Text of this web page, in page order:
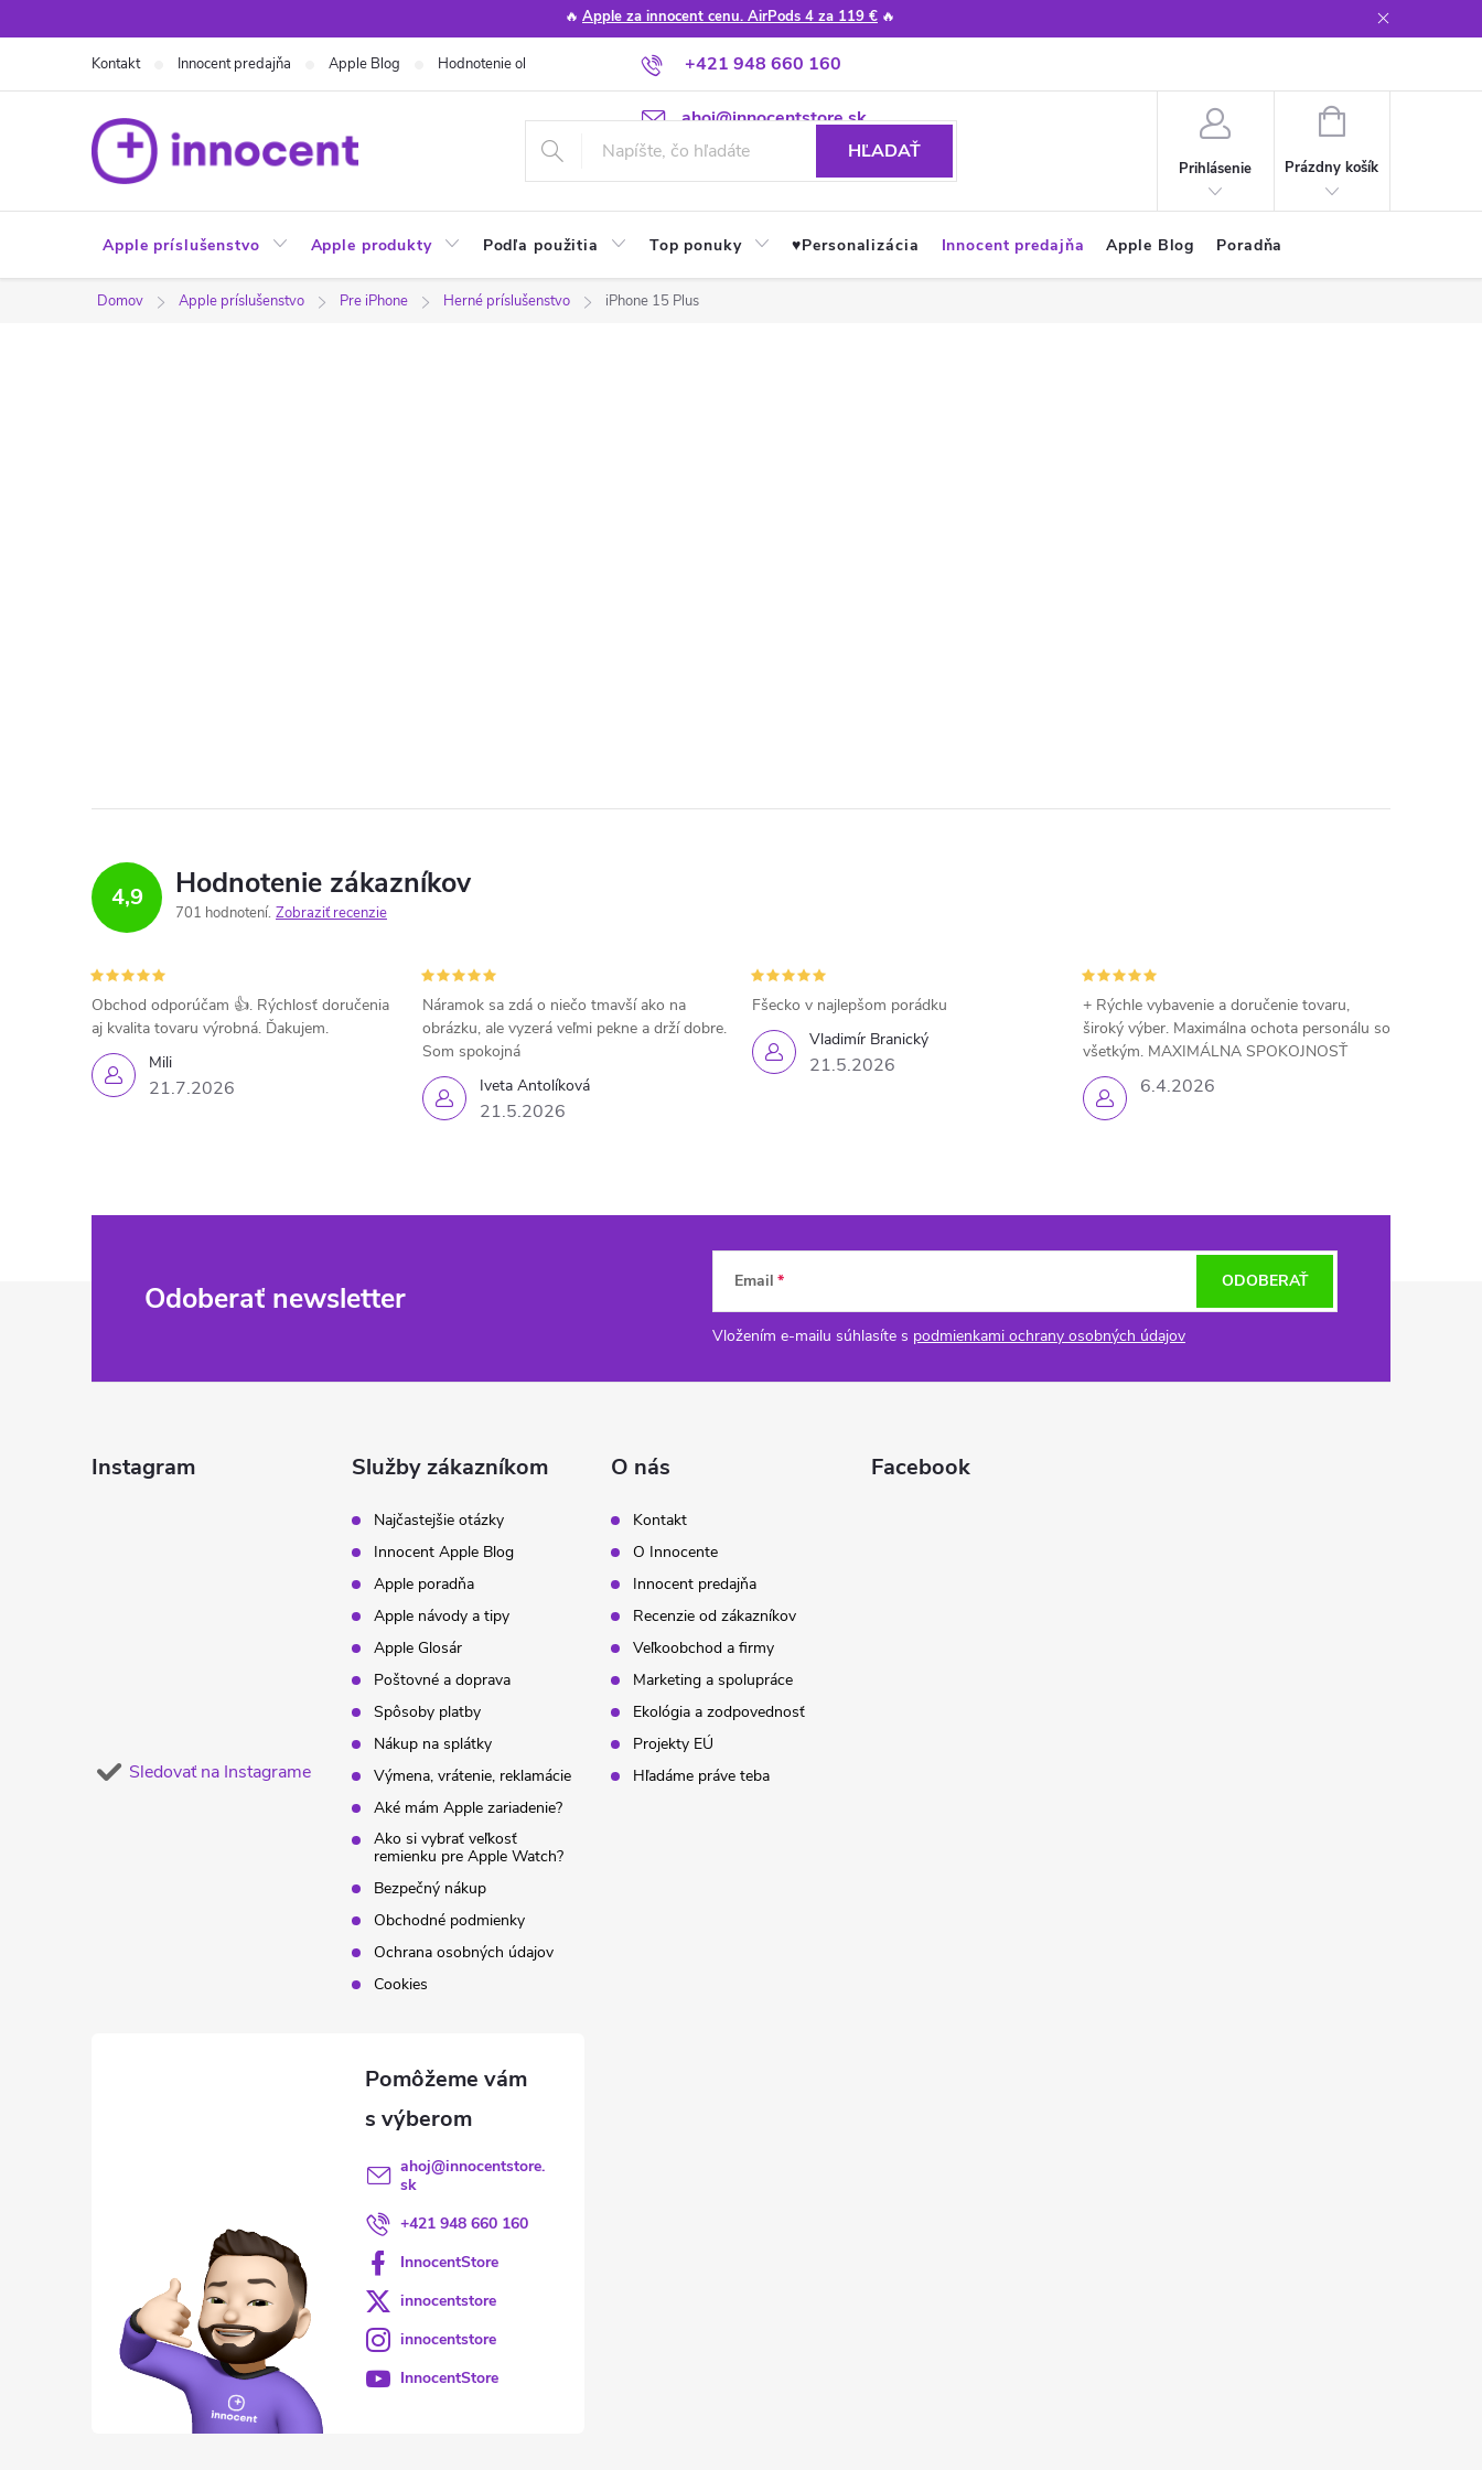
na
🔥 Apple za innocent cenu. AirPods 4 za 119 € 🔥
+421 948 660 160
ahoj@innocentstore.sk
Kontakt Innocent predajňa Apple Blog Hodnotenie obchodu Poradňa Apple návody a tipy
HĽADAŤ
Prihlásenie
NÁKUPNÝ
Prázdny košík
Apple príslušenstvo Apple produkty Podľa použitia Top ponuky ♥︎Personalizácia Innocent predajňa Apple Blog Poradňa
Domov Apple príslušenstvo Pre iPhone Herné príslušenstvo iPhone 15 Plus
4,9 Hodnotenie zákazníkov
701 hodnotení Zobraziť recenzie
Mili
21.7.2026
Obchod odporúčam 👍. Rýchlosť doručenia
aj kvalita tovaru výrobná. Ďakujem.
Iveta Antolíková
21.5.2026
Náramok sa zdá o niečo tmavší ako na
obrázku, ale vyzerá veľmi pekne a drží dobre.
Som spokojná
Vladimír Branický
21.5.2026
Fšecko v najlepšom porádku
6.4.2026
+ Rýchle vybavenie a doručenie tovaru,
široký výber. Maximálna ochota personálu so
všetkým. MAXIMÁLNA SPOKOJNOSŤ
Odoberať newsletter Email
Vložením e-mailu súhlasíte s podmienkami ochrany osobných údajov
ODOBERAŤ
Instagram
Sledovať na Instagrame
Služby zákazníkom
Najčastejšie otázky
Innocent Apple Blog
Apple poradňa
Apple návody a tipy
Apple Glosár
Poštovné a doprava
Spôsoby platby
Nákup na splátky
Výmena, vrátenie, reklamácie
Aké mám Apple zariadenie?
Ako si vybrať veľkosť
remienku pre Apple Watch?
Bezpečný nákup
Obchodné podmienky
Ochrana osobných údajov
Cookies
O nás
Kontakt
O Innocente
Innocent predajňa
Recenzie od zákazníkov
Veľkoobchod a firmy
Marketing a spolupráce
Ekológia a zodpovednosť
Projekty EÚ
Hľadáme práve teba
Facebook
ahoj@innocentstore.
sk
+421 948 660 160
InnocentStore
innocentstore
innocentstore
InnocentStore